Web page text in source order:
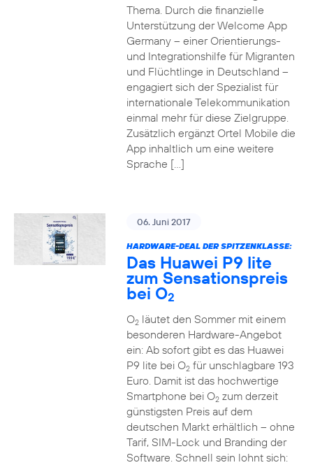
Thema. Durch die finanzielle
Unterstützung der Welcome App
Germany – einer Orientierungs-
und Integrationshilfe für Migranten
und Flüchtlinge in Deutschland –
engagiert sich der Spezialist für
internationale Telekommunikation
einmal mehr für diese Zielgruppe.
Zusätzlich ergänzt Ortel Mobile die
App inhaltlich um eine weitere
Sprache […]
06. Juni 2017
HARDWARE-DEAL DER SPITZENKLASSE:
Das Huawei P9 lite
zum Sensationspreis
bei O2
O2läutet den Sommer mit einem
besonderen Hardware-Angebot
ein: Ab sofort gibt es das Huawei
P9 lite bei O2für unschlagbare 193
Euro. Damit ist das hochwertige
Smartphone bei O2zum derzeit
günstigsten Preis auf dem
deutschen Markt erhältlich – ohne
Tarif, SIM-Lock und Branding der
Software. Schnell sein lohnt sich: